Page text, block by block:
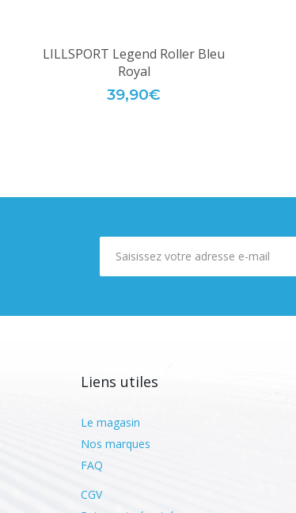
LILLSPORT Legend Roller Bleu
Royal
39,90€
Liens utiles
Le magasin
Nos marques
FAQ
CGV